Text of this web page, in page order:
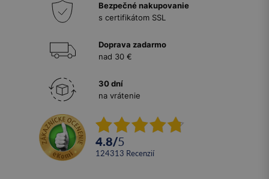
Bezpečné nakupovanie
s certifikátom SSL
Doprava zadarmo
nad 30 €
30 dní
na vrátenie
4.8/5
124313 recenzií